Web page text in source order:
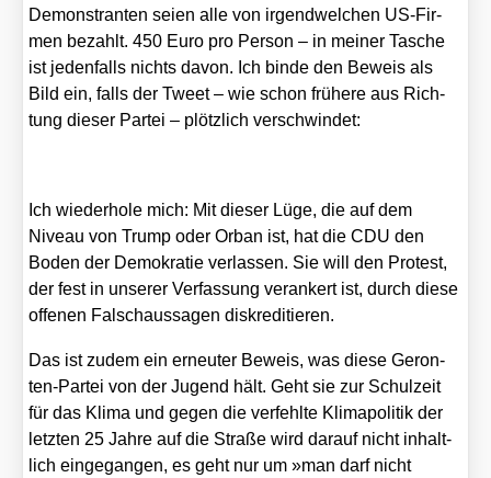
Demons­tran­ten sei­en alle von irgend­wel­chen US-Fir­
men bezahlt. 450 Euro pro Per­son – in mei­ner Tasche
ist jeden­falls nichts davon. Ich bin­de den Beweis als
Bild ein, falls der Tweet – wie schon frü­he­re aus Rich­
tung die­ser Par­tei – plötz­lich ver­schwin­det:
Ich wie­der­ho­le mich: Mit die­ser Lüge, die auf dem
Niveau von Trump oder Orban ist, hat die CDU den
Boden der Demo­kra­tie ver­las­sen. Sie will den Pro­test,
der fest in unse­rer Ver­fas­sung ver­an­kert ist, durch die­se
offe­nen Falsch­aus­sa­gen dis­kre­di­tie­ren.
Das ist zudem ein erneu­ter Beweis, was die­se Geron­
ten-Par­tei von der Jugend hält. Geht sie zur Schul­zeit
für das Kli­ma und gegen die ver­fehl­te Kli­ma­po­li­tik der
letz­ten 25 Jah­re auf die Stra­ße wird dar­auf nicht inhalt­
lich ein­ge­gan­gen, es geht nur um »man darf nicht